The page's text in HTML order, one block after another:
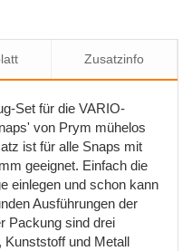
Zusatzinfo
Set für die VARIO-
von Prym mühelos
ist für alle Snaps mit
geeignet. Einfach die
einlegen und schon kann
Ausführungen der
Packung sind drei
und Metall